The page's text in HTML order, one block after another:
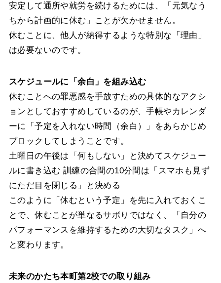
安定して通所や就労を続けるためには、「元気なう
ちから計画的に休む」ことが欠かせません。
休むことに、他人が納得するような特別な「理由」
は必要ないのです。
スケジュールに「余白」を組み込む
休むことへの罪悪感を手放すための具体的なアクシ
ョンとしておすすめしているのが、手帳やカレンダ
ーに「予定を入れない時間（余白）」をあらかじめ
ブロックしてしまうことです。
土曜日の午後は「何もしない」と決めてスケジュー
ルに書き込む 訓練の合間の10分間は「スマホも見ず
にただ目を閉じる」と決める
このように「休むという予定」を先に入れておくこ
とで、休むことが単なるサボりではなく、「自分の
パフォーマンスを維持するための大切なタスク」へ
と変わります。
未来のかたち本町第2校での取り組み